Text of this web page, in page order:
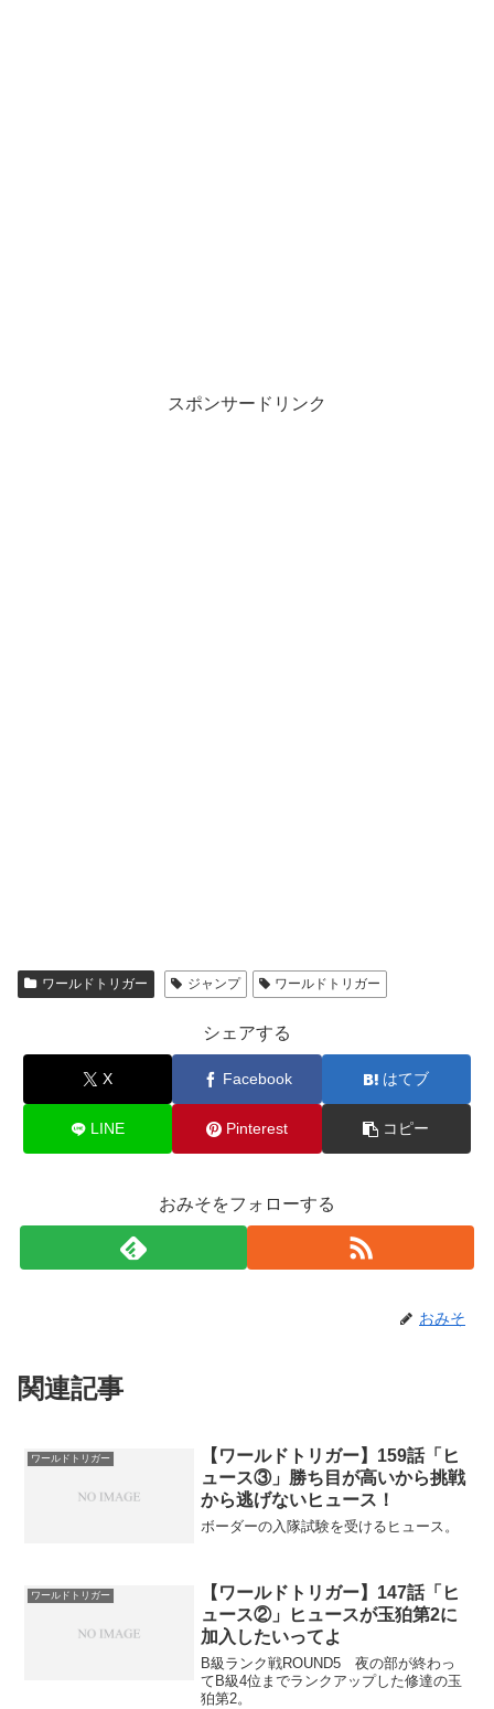
スポンサードリンク
ワールドトリガー ジャンプ ワールドトリガー
シェアする
X Facebook はてブ
LINE Pinterest コピー
おみそをフォローする
おみそ
関連記事
ワールドトリガー
【ワールドトリガー】159話「ヒ
ュース③」勝ち目が高いから挑戦
から逃げないヒュース！
ボーダーの入隊試験を受けるヒュース。
ワールドトリガー
【ワールドトリガー】147話「ヒ
ュース②」ヒュースが玉狛第2に
加入したいってよ
B級ランク戦ROUND5 夜の部が終わっ
てB級4位までランクアップした修達の玉
狛第2。